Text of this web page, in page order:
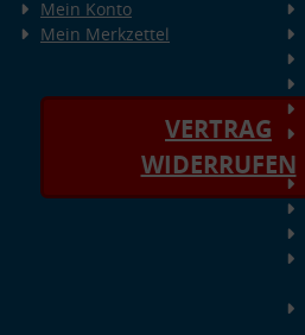
Mein Konto
Mein Merkzettel
VERTRAG
WIDERRUFEN